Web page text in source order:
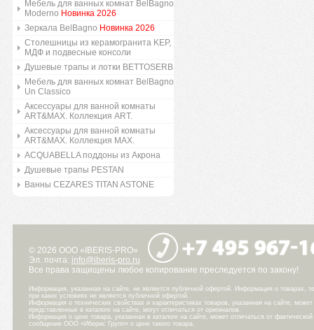
Мебель для ванных комнат BelBagno
Moderno Новинка 2026
Зеркала BelBagno Новинка 2026
Столешницы из керамогранита KEP,
МДФ и подвесные консоли
Душевые трапы и лотки BETTOSERB
Мебель для ванных комнат BelBagno
Un Classico
Аксессуары для ванной комнаты
ART&MAX. Коллекция ART.
Аксессуары для ванной комнаты
ART&MAX. Коллекция MAX.
ACQUABELLA поддоны из Акрона
Душевые трапы PESTAN
Ванны CEZARES TITAN ASTONE
© 2026 ООО «IBERIS-PRO»
Эл. почта: info@iberis-pro.ru
Все права защищены любое копирование преследуется по закону!
Информация, указанная на сайте, не является публичной офертой. Информация о товарах,
при каких условиях не является публичной офертой.
Информация о технических свойствах и характеристиках товаров, указанная на сайте,
представленных в каталоге на сайте, могут отличаться от оригиналов.
Информация о цене товара, указанная в каталоге на сайте, может отличаться от
сообщение ООО «Иберис Групп» о цене такого товара.